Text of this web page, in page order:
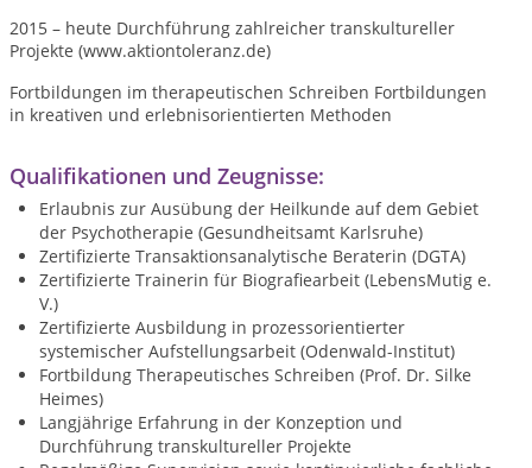
2015 – heute Durchführung zahlreicher transkultureller
Projekte (www.aktiontoleranz.de)
Fortbildungen im therapeutischen Schreiben Fortbildungen
in kreativen und erlebnisorientierten Methoden
Qualifikationen und Zeugnisse:
Erlaubnis zur Ausübung der Heilkunde auf dem Gebiet
der Psychotherapie (Gesundheitsamt Karlsruhe)
Zertifizierte Transaktionsanalytische Beraterin (DGTA)
Zertifizierte Trainerin für Biografiearbeit (LebensMutig e.
V.)
Zertifizierte Ausbildung in prozessorientierter
systemischer Aufstellungsarbeit (Odenwald-Institut)
Fortbildung Therapeutisches Schreiben (Prof. Dr. Silke
Heimes)
Langjährige Erfahrung in der Konzeption und
Durchführung transkultureller Projekte